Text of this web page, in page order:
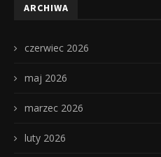
ARCHIWA
czerwiec 2026
maj 2026
marzec 2026
luty 2026